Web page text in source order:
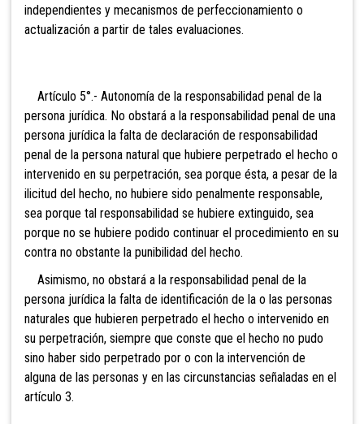
independientes y mecanismos de perfeccionamiento o
actualización a partir de tales evaluaciones.
Artículo 5°.- Autonomía de la responsabilidad penal de la
persona jurídica. No obstará a la responsabilidad penal de una
persona jurídica la falta de declaración de responsabilidad
penal de la persona natural que hubiere perpetrado el hecho o
intervenido en su perpetración, sea porque ésta, a pesar de la
ilicitud del hecho, no hubiere sido penalmente responsable,
sea porque tal responsabilidad se hubiere extinguido, sea
porque no se hubiere podido continuar el procedimiento en su
contra no obstante la punibilidad del hecho.
Asimismo, no obstará a la responsabilidad penal de la
persona jurídica la falta de identificación de la o las personas
naturales que hubieren perpetrado el hecho o intervenido en
su perpetración, siempre que conste que el hecho no pudo
sino haber sido perpetrado por o con la intervención de
alguna de las personas y en las circunstancias señaladas en el
artículo 3.